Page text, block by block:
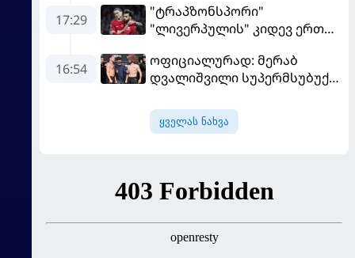
დაამთავრა...
17:29
"ტრაპზონსპორი"
"ლივერპულის" კიდევ ერთ
16:54
ოფიციალურად: მერაბ
დვალიშვილი სუპერმსუბუქი
იანს დაუპირისპირდება
ყველას ნახვა